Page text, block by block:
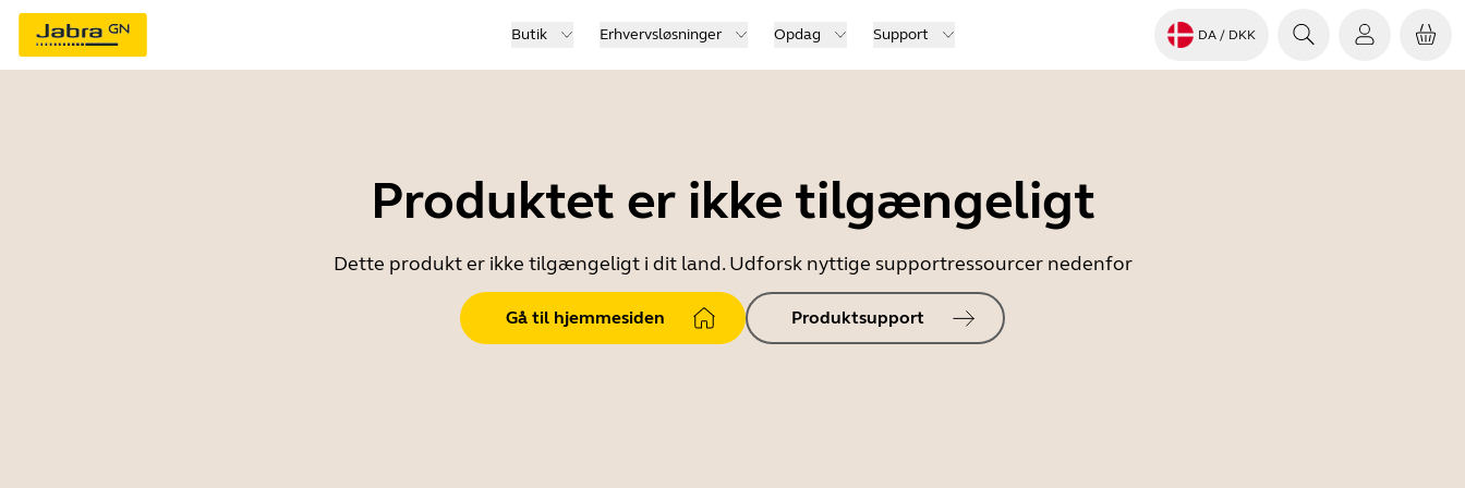
Butik Erhvervsløsninger Opdag Support DA / DKK
Produktet er ikke tilgængeligt
Dette produkt er ikke tilgængeligt i dit land. Udforsk nyttige supportressourcer nedenfor
Gå til hjemmesiden Produktsupport